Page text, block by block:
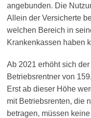
angebunden. Die
Allein der Versicherte
welchen Bereich in
Krankenkassen haben
Ab 2021 erhöht sich
Betriebsrentner von
Erst ab dieser Höhe
mit Betriebsrenten, die
betragen, müssen